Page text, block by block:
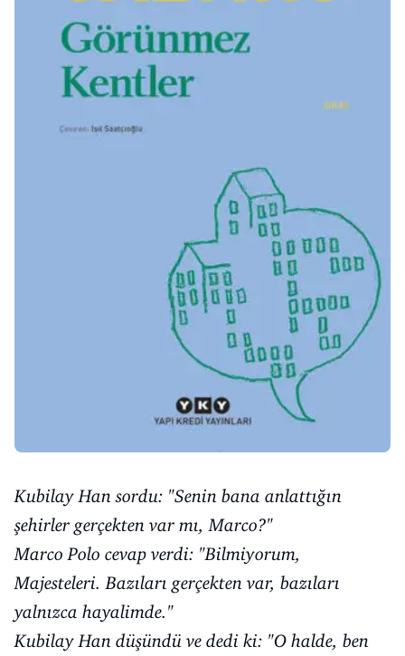
Kubilay Han sordu: "Senin bana anlattığın
şehirler gerçekten var mı, Marco?"
Marco Polo cevap verdi: "Bilmiyorum,
Majesteleri. Bazıları gerçekten var, bazıları
yalnızca hayalimde."
Kubilay Han düşündü ve dedi ki: "O halde, ben